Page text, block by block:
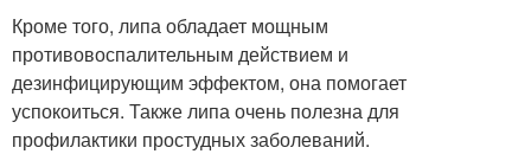
Кроме того, липа обладает мощным
противовоспалительным действием и
дезинфицирующим эффектом, она помогает
успокоиться. Также липа очень полезна для
профилактики простудных заболеваний.